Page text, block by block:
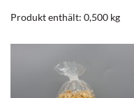
Produkt enthält: 0,500 kg